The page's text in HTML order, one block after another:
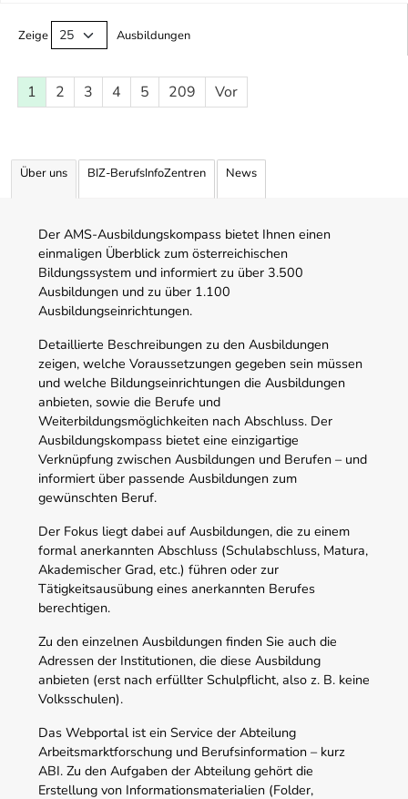
Zeige Ausbildungen
1 2 3 4 5 209 Vor
Über uns BIZ-BerufsInfoZentren News
Der AMS-Ausbildungskompass bietet Ihnen einen
einmaligen Überblick zum österreichischen
Bildungssystem und informiert zu über 3.500
Ausbildungen und zu über 1.100
Ausbildungseinrichtungen.
Detaillierte Beschreibungen zu den Ausbildungen
zeigen, welche Voraussetzungen gegeben sein müssen
und welche Bildungseinrichtungen die Ausbildungen
anbieten, sowie die Berufe und
Weiterbildungsmöglichkeiten nach Abschluss. Der
Ausbildungskompass bietet eine einzigartige
Verknüpfung zwischen Ausbildungen und Berufen – und
informiert über passende Ausbildungen zum
gewünschten Beruf.
Der Fokus liegt dabei auf Ausbildungen, die zu einem
formal anerkannten Abschluss (Schulabschluss, Matura,
Akademischer Grad, etc.) führen oder zur
Tätigkeitsausübung eines anerkannten Berufes
berechtigen.
Zu den einzelnen Ausbildungen finden Sie auch die
Adressen der Institutionen, die diese Ausbildung
anbieten (erst nach erfüllter Schulpflicht, also z. B. keine
Volksschulen).
Das Webportal ist ein Service der Abteilung
Arbeitsmarktforschung und Berufsinformation – kurz
ABI. Zu den Aufgaben der Abteilung gehört die
Erstellung von Informationsmaterialien (Folder,